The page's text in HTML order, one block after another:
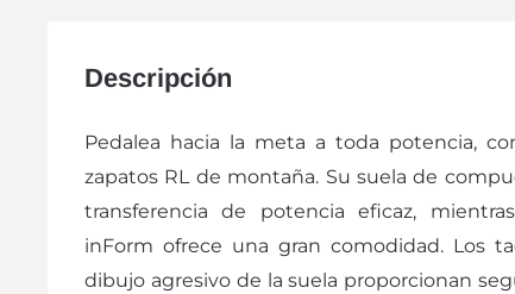
Descripción
Pedalea hacia la meta a toda potencia,
zapatos RL de montaña. Su suela de
transferencia de potencia eficaz,
inForm ofrece una gran comodidad. Los
dibujo agresivo de la suela proporcionan